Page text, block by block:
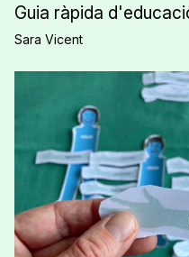
Guia ràpida
Sara Vicent